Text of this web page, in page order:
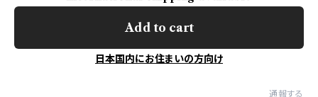
Add to cart
日本国内にお住まいの方向け
通報する